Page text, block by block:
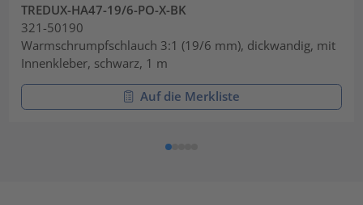
TREDUX-HA47-19/6-PO-X-BK
321-50190
Warmschrumpfschlauch 3:1 (19/6 mm), dickwandig, mit
Innenkleber, schwarz, 1 m
Auf die Merkliste